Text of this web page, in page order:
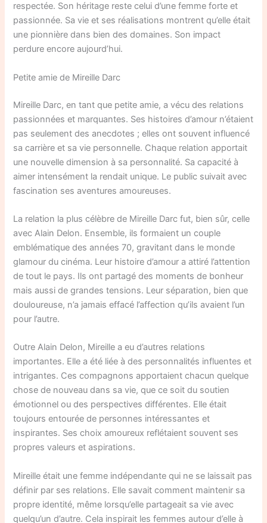
respectée. Son héritage reste celui d’une femme forte et
passionnée. Sa vie et ses réalisations montrent qu’elle était
une pionnière dans bien des domaines. Son impact
perdure encore aujourd’hui.
Petite amie de Mireille Darc
Mireille Darc, en tant que petite amie, a vécu des relations
passionnées et marquantes. Ses histoires d’amour n’étaient
pas seulement des anecdotes ; elles ont souvent influencé
sa carrière et sa vie personnelle. Chaque relation apportait
une nouvelle dimension à sa personnalité. Sa capacité à
aimer intensément la rendait unique. Le public suivait avec
fascination ses aventures amoureuses.
La relation la plus célèbre de Mireille Darc fut, bien sûr, celle
avec Alain Delon. Ensemble, ils formaient un couple
emblématique des années 70, gravitant dans le monde
glamour du cinéma. Leur histoire d’amour a attiré l’attention
de tout le pays. Ils ont partagé des moments de bonheur
mais aussi de grandes tensions. Leur séparation, bien que
douloureuse, n’a jamais effacé l’affection qu’ils avaient l’un
pour l’autre.
Outre Alain Delon, Mireille a eu d’autres relations
importantes. Elle a été liée à des personnalités influentes et
intrigantes. Ces compagnons apportaient chacun quelque
chose de nouveau dans sa vie, que ce soit du soutien
émotionnel ou des perspectives différentes. Elle était
toujours entourée de personnes intéressantes et
inspirantes. Ses choix amoureux reflétaient souvent ses
propres valeurs et aspirations.
Mireille était une femme indépendante qui ne se laissait pas
définir par ses relations. Elle savait comment maintenir sa
propre identité, même lorsqu’elle partageait sa vie avec
quelqu’un d’autre. Cela inspirait les femmes autour d’elle à